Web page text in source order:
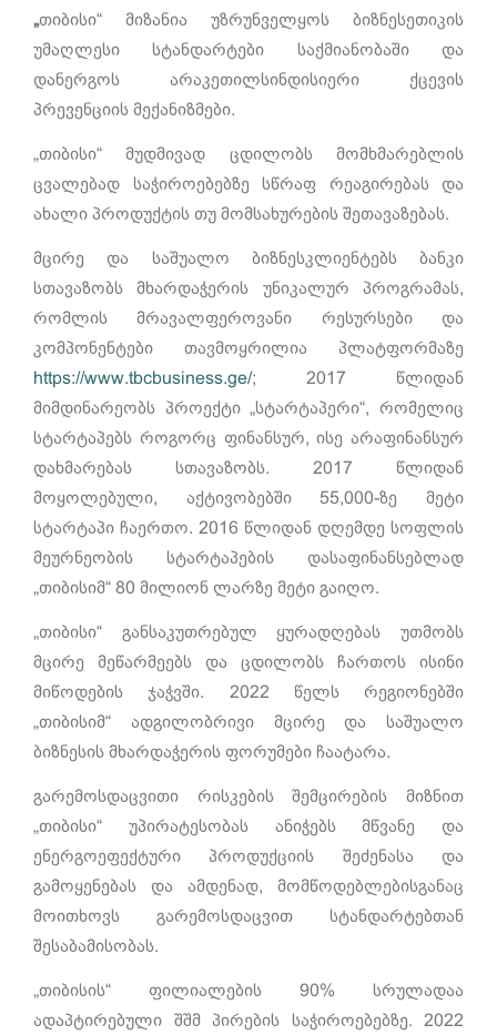
„თიბისი“ მიზანია უზრუნველყოს ბიზნესეთიკის
უმაღლესი სტანდარტები საქმიანობაში და
დანერგოს არაკეთილსინდისიერი ქცევის
პრევენციის მექანიზმები.
„თიბისი“ მუდმივად ცდილობს მომხმარებლის
ცვალებად საჭიროებებზე სწრაფ რეაგირებას და
ახალი პროდუქტის თუ მომსახურების შეთავაზებას.
მცირე და საშუალო ბიზნესკლიენტებს ბანკი
სთავაზობს მხარდაჭერის უნიკალურ პროგრამას,
რომლის მრავალფეროვანი რესურსები და
კომპონენტები თავმოყრილია პლატფორმაზე
https://www.tbcbusiness.ge/; 2017 წლიდან
მიმდინარეობს პროექტი „სტარტაპერი“, რომელიც
სტარტაპებს როგორც ფინანსურ, ისე არაფინანსურ
დახმარებას სთავაზობს. 2017 წლიდან
მოყოლებული, აქტივობებში 55,000-ზე მეტი
სტარტაპი ჩაერთო. 2016 წლიდან დღემდე სოფლის
მეურნეობის სტარტაპების დასაფინანსებლად
„თიბისიმ“ 80 მილიონ ლარზე მეტი გაიღო.
„თიბისი“ განსაკუთრებულ ყურადღებას უთმობს
მცირე მეწარმეებს და ცდილობს ჩართოს ისინი
მიწოდების ჯაჭვში. 2022 წელს რეგიონებში
„თიბისიმ“ ადგილობრივი მცირე და საშუალო
ბიზნესის მხარდაჭერის ფორუმები ჩაატარა.
გარემოსდაცვითი რისკების შემცირების მიზნით
„თიბისი“ უპირატესობას ანიჭებს მწვანე და
ენერგოეფექტური პროდუქციის შეძენასა და
გამოყენებას და ამდენად, მომწოდებლებისგანაც
მოითხოვს გარემოსდაცვით სტანდარტებთან
შესაბამისობას.
„თიბისის“ ფილიალების 90% სრულადაა
ადაპტირებული შშმ პირების საჭიროებებზე. 2022